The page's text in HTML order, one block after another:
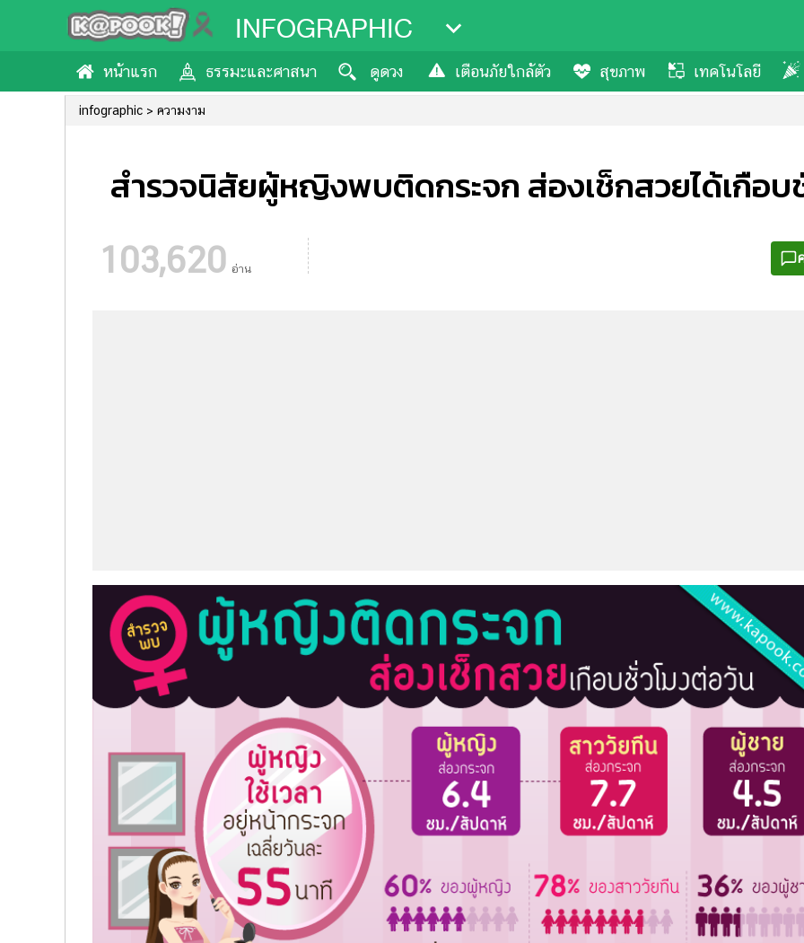
INFOGRAPHIC
หน้าแรก ธรรมะและศาสนา ดูดวง เตือนภัยใกล้ตัว สุขภาพ เทคโนโลยี
infographic ความงาม
สำรวจนิสัยผู้หญิงพบติดกระจก ส่องเช็กสวยได้เกือบ
103,620 อ่าน